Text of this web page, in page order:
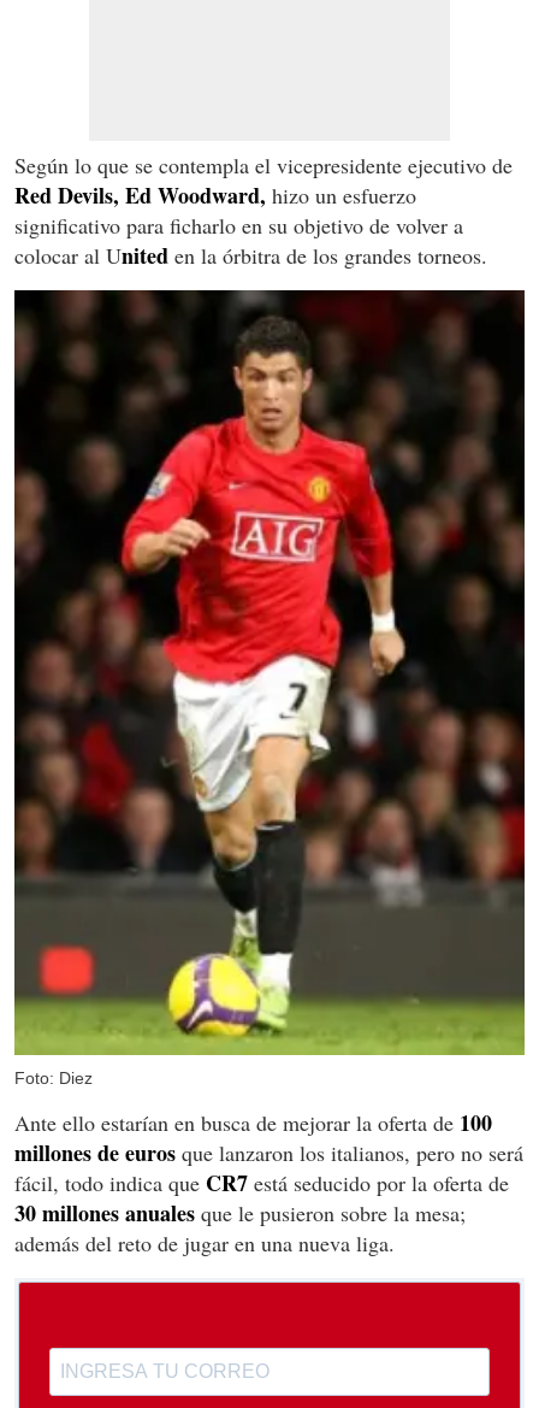
Según lo que se contempla el vicepresidente ejecutivo de
Red Devils, Ed Woodward, hizo un esfuerzo
significativo para ficharlo en su objetivo de volver a
colocar al United en la órbitra de los grandes torneos.
Foto: Diez
Ante ello estarían en busca de mejorar la oferta de 100
millones de euros que lanzaron los italianos, pero no será
fácil, todo indica que CR7 está seducido por la oferta de
30 millones anuales que le pusieron sobre la mesa;
además del reto de jugar en una nueva liga.